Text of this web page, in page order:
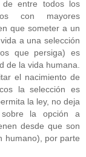
de entre todos los
con mayores
que someter a un
a una selección
que persiga) es
de la vida humana.
el nacimiento de
la selección es
la ley, no deja
la opción a
desde que son
humano), por parte